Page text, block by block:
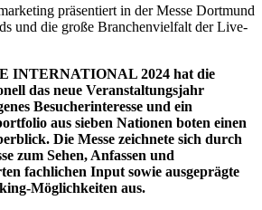
präsentiert in der Messe Dortmund
und die große Branchenvielfalt der Live-
INTERNATIONAL 2024 hat die
das neue Veranstaltungsjahr
Besucherinteresse und ein
aus sieben Nationen boten einen
Die Messe zeichnete sich durch
zum Sehen, Anfassen und
fachlichen Input sowie ausgeprägte
Möglichkeiten aus.